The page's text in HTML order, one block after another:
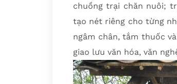
chuồng trại chăn nuôi;
tạo nét riêng cho từng
ngâm chân, tắm thuốc
giao lưu văn hóa, văn